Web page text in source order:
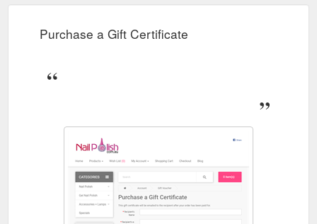
Purchase a Gift Certificate